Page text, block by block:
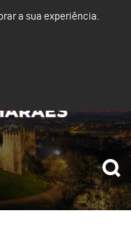
a sua experiência.